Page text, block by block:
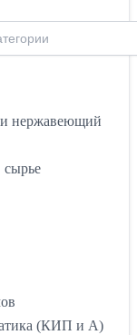
и нержавеющий
(КИП и А)